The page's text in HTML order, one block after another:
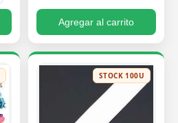
Agregar al carrito
STOCK 100U